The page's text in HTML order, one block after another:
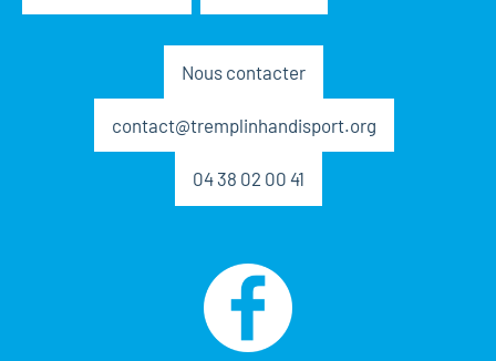
Nous contacter
contact@tremplinhandisport.org
04 38 02 00 41